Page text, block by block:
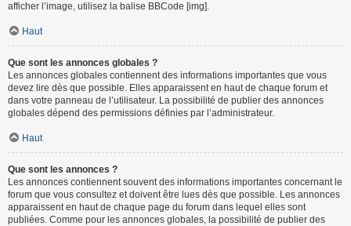
afficher l’image, utilisez la balise BBCode [img].
Haut
Que sont les annonces globales ?
Les annonces globales contiennent des informations importantes que vous
devez lire dès que possible. Elles apparaissent en haut de chaque forum et
dans votre panneau de l’utilisateur. La possibilité de publier des annonces
globales dépend des permissions définies par l’administrateur.
Haut
Que sont les annonces ?
Les annonces contiennent souvent des informations importantes concernant le
forum que vous consultez et doivent être lues dès que possible. Les annonces
apparaissent en haut de chaque page du forum dans lequel elles sont
publiées. Comme pour les annonces globales, la possibilité de publier des